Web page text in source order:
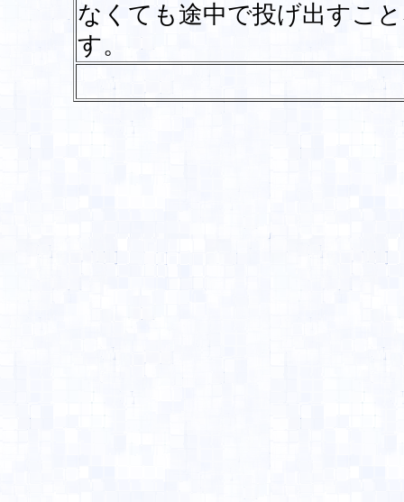
なくても途中で投げ出すこ
す。